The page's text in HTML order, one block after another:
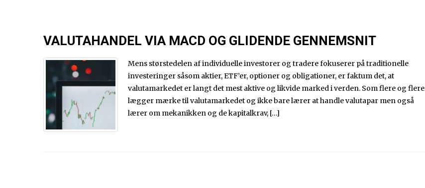
VALUTAHANDEL VIA MACD OG GLIDENDE GENNEMSNIT
Mens størstedelen af individuelle investorer og tradere fokuserer på traditionelle
investeringer såsom aktier, ETF’er, optioner og obligationer, er faktum det, at
valutamarkedet er langt det mest aktive og likvide marked i verden. Som flere og flere
lægger mærke til valutamarkedet og ikke bare lærer at handle valutapar men også
lærer om mekanikken og de kapitalkrav, […]